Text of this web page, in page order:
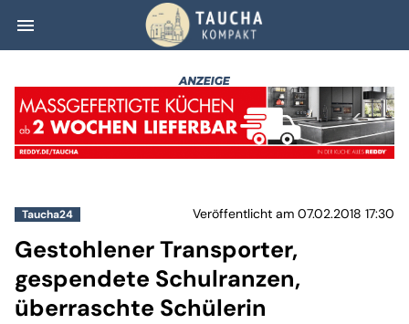
menu Gestohlener
Taucha24 Veröffentlicht am 07.02.2018 17:30
Gestohlener Transporter,
gespendete Schulranzen,
überraschte Schülerin